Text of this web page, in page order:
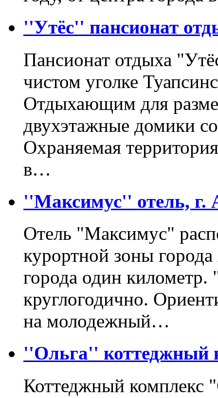
''Утёс'' пансионат
Пансионат отдыха
чистом уголке
Отдыхающим для
двухэтажные домики
Охраняемая
в…
''Максимус'' отель, г.
Отель "Максимус"
курортной зоны
города один
круглогодично.
на молодежный…
''Ольга'' коттеджный
Коттеджный комплекс